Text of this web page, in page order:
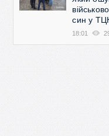
син у
18:01